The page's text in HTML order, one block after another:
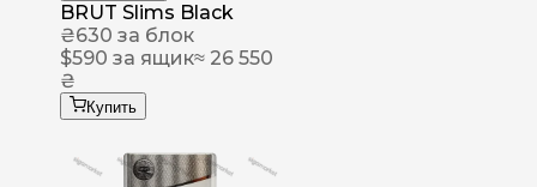
BRUT Slims Black
₴630 за блок
$590 за ящик≈ 26 550
₴
Купить